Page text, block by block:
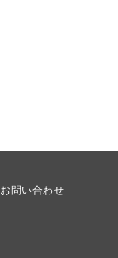
お問い合わせ